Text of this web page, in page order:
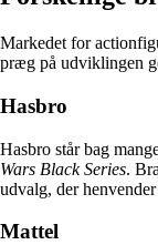
Markedet for
præg på udviklingen
Hasbro
Hasbro står bag
Wars Black Series.
udvalg, der
Mattel